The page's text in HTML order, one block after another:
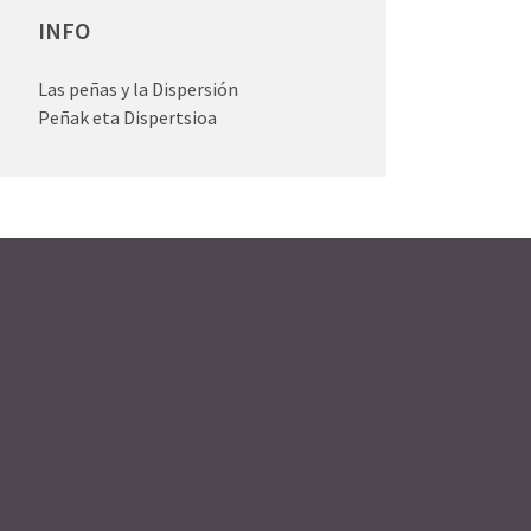
INFO
Las peñas y la Dispersión
Peñak eta Dispertsioa